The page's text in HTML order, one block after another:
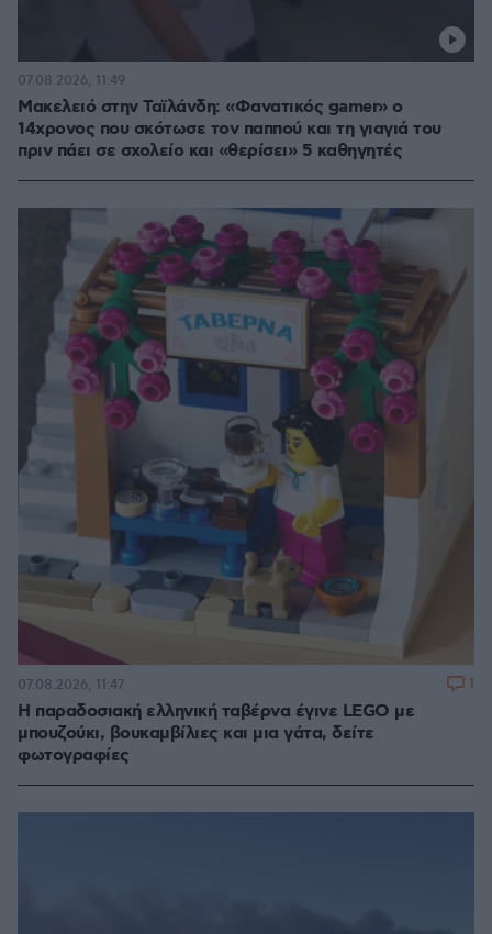
Μακελειό στην Ταϊλάνδη: «Φανατικός gamer» ο
14χρονος που σκότωσε τον παππού και τη γιαγιά του
πριν πάει σε σχολείο και «θερίσει» 5 καθηγητές
07.08.2026, 11:49
Η παραδοσιακή ελληνική ταβέρνα έγινε LEGO με
μπουζούκι, βουκαμβίλιες και μια γάτα, δείτε
φωτογραφίες
07.08.2026, 11:47 1